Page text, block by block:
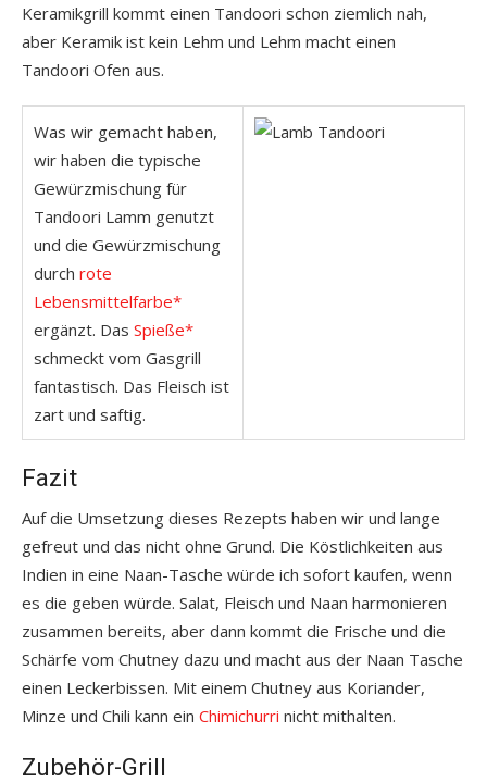
Keramikgrill kommt einen Tandoori schon ziemlich nah,
aber Keramik ist kein Lehm und Lehm macht einen
Tandoori Ofen aus.
Was wir gemacht haben,
wir haben die typische
Gewürzmischung für
Tandoori Lamm genutzt
und die Gewürzmischung
durch rote
Lebensmittelfarbe*
ergänzt. Das Spieße*
schmeckt vom Gasgrill
fantastisch. Das Fleisch ist
zart und saftig.
Fazit
Auf die Umsetzung dieses Rezepts haben wir und lange
gefreut und das nicht ohne Grund. Die Köstlichkeiten aus
Indien in eine Naan-Tasche würde ich sofort kaufen, wenn
es die geben würde. Salat, Fleisch und Naan harmonieren
zusammen bereits, aber dann kommt die Frische und die
Schärfe vom Chutney dazu und macht aus der Naan Tasche
einen Leckerbissen. Mit einem Chutney aus Koriander,
Minze und Chili kann ein Chimichurri nicht mithalten.
Zubehör-Grill